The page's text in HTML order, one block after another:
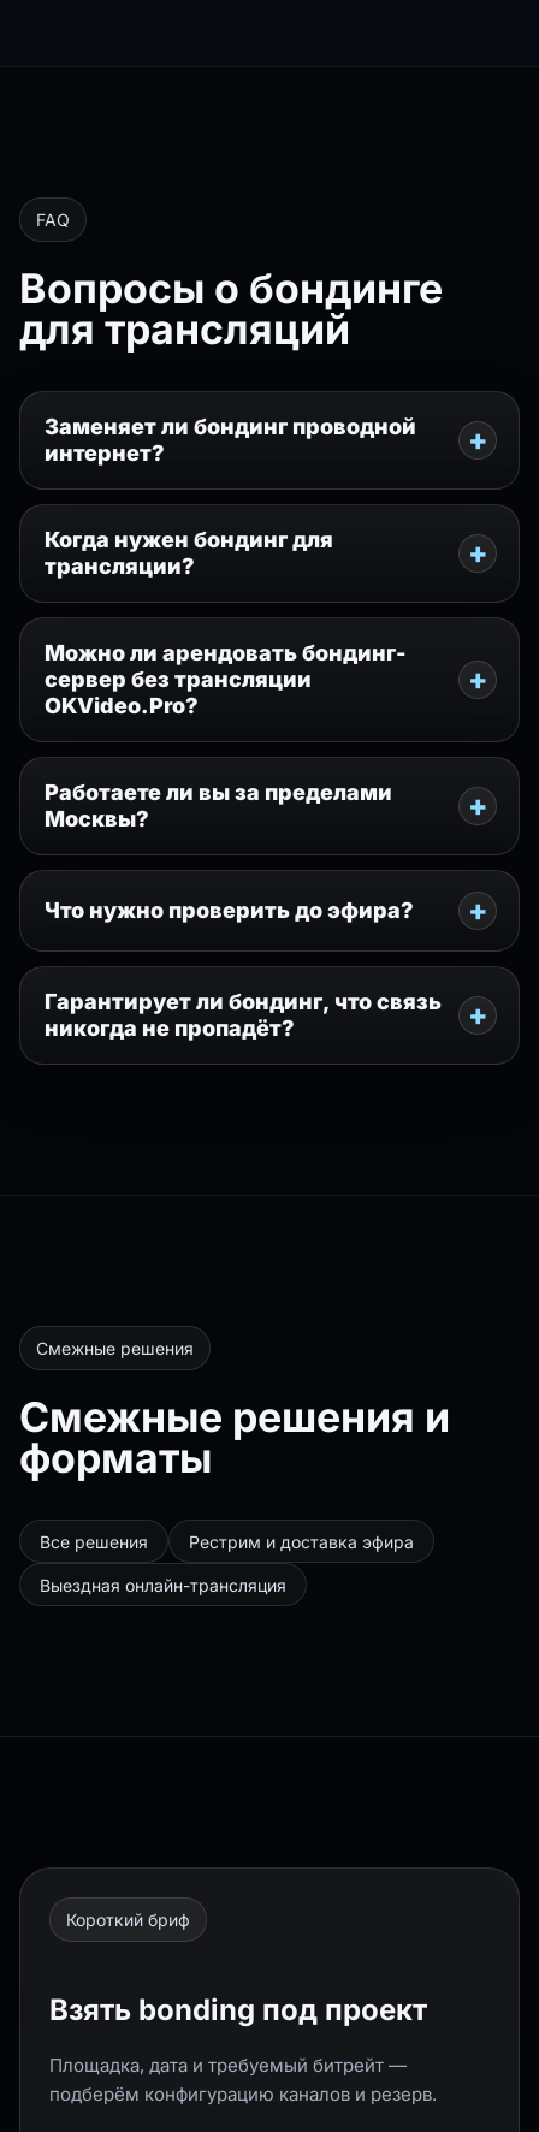
FAQ
Вопросы о бондинге
для трансляций
Заменяет ли бондинг проводной
интернет?
Когда нужен бондинг для
трансляции?
Можно ли арендовать бондинг-
сервер без трансляции
OKVideo.Pro?
Работаете ли вы за пределами
Москвы?
Что нужно проверить до эфира?
Гарантирует ли бондинг, что связь
никогда не пропадёт?
Смежные решения
Смежные решения и
форматы
Все решения Рестрим и доставка эфира
Выездная онлайн-трансляция
Короткий бриф
Взять bonding под проект
Площадка, дата и требуемый битрейт —
подберём конфигурацию каналов и резерв.